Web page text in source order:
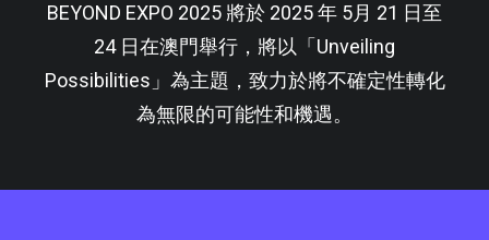
BEYOND EXPO 2025 將於 2025 年 5月 21 日至
24 日在澳門舉行，將以「Unveiling
Possibilities」為主題，致力於將不確定性轉化
為無限的可能性和機遇。